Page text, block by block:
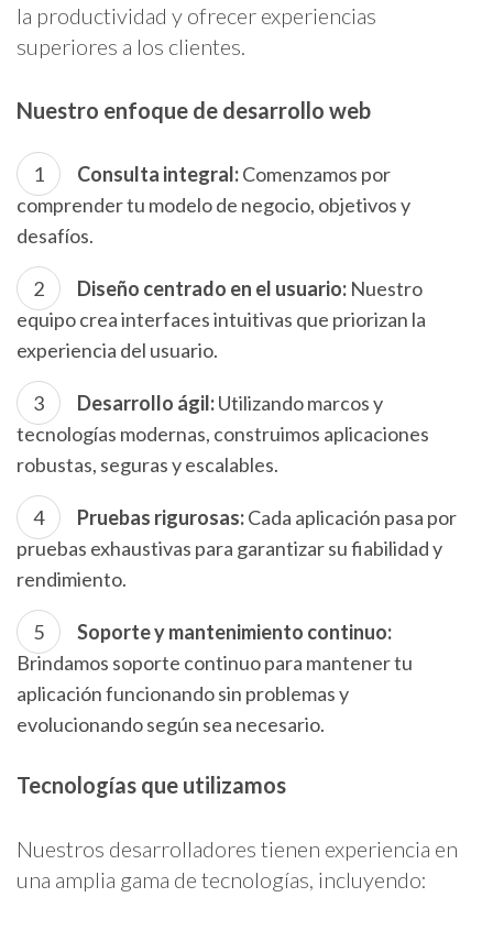
la productividad y ofrecer experiencias
superiores a los clientes.
Nuestro enfoque de desarrollo web
Consulta integral:Comenzamos por
comprender tu modelo de negocio, objetivos y
desafíos.
Diseño centrado en el usuario: Nuestro
equipo crea interfaces intuitivas que priorizan la
experiencia del usuario.
Desarrollo ágil:Utilizando marcos y
tecnologías modernas, construimos aplicaciones
robustas, seguras y escalables.
Pruebas rigurosas:Cada aplicación pasa por
pruebas exhaustivas para garantizar su fiabilidad y
rendimiento.
Soporte y mantenimiento continuo:
Brindamos soporte continuo para mantener tu
aplicación funcionando sin problemas y
evolucionando según sea necesario.
Tecnologías que utilizamos
Nuestros desarrolladores tienen experiencia en
una amplia gama de tecnologías, incluyendo: